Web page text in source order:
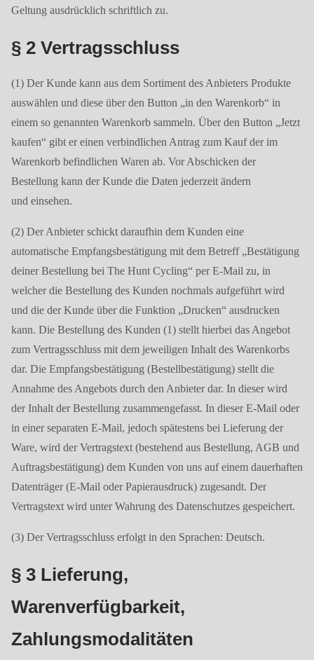
Geltung ausdrücklich schriftlich zu.
§ 2 Vertragsschluss
(1) Der Kunde kann aus dem Sortiment des Anbieters Produkte
auswählen und diese über den Button „in den Warenkorb“ in
einem so genannten Warenkorb sammeln. Über den Button „Jetzt
kaufen“ gibt er einen verbindlichen Antrag zum Kauf der im
Warenkorb befindlichen Waren ab. Vor Abschicken der
Bestellung kann der Kunde die Daten jederzeit ändern
und einsehen.
(2) Der Anbieter schickt daraufhin dem Kunden eine
automatische Empfangsbestätigung mit dem Betreff „Bestätigung
deiner Bestellung bei The Hunt Cycling“ per E-Mail zu, in
welcher die Bestellung des Kunden nochmals aufgeführt wird
und die der Kunde über die Funktion „Drucken“ ausdrucken
kann. Die Bestellung des Kunden (1) stellt hierbei das Angebot
zum Vertragsschluss mit dem jeweiligen Inhalt des Warenkorbs
dar. Die Empfangsbestätigung (Bestellbestätigung) stellt die
Annahme des Angebots durch den Anbieter dar. In dieser wird
der Inhalt der Bestellung zusammengefasst. In dieser E-Mail oder
in einer separaten E-Mail, jedoch spätestens bei Lieferung der
Ware, wird der Vertragstext (bestehend aus Bestellung, AGB und
Auftragsbestätigung) dem Kunden von uns auf einem dauerhaften
Datenträger (E-Mail oder Papierausdruck) zugesandt. Der
Vertragstext wird unter Wahrung des Datenschutzes gespeichert.
(3) Der Vertragsschluss erfolgt in den Sprachen: Deutsch.
§ 3 Lieferung,
Warenverfügbarkeit,
Zahlungsmodalitäten